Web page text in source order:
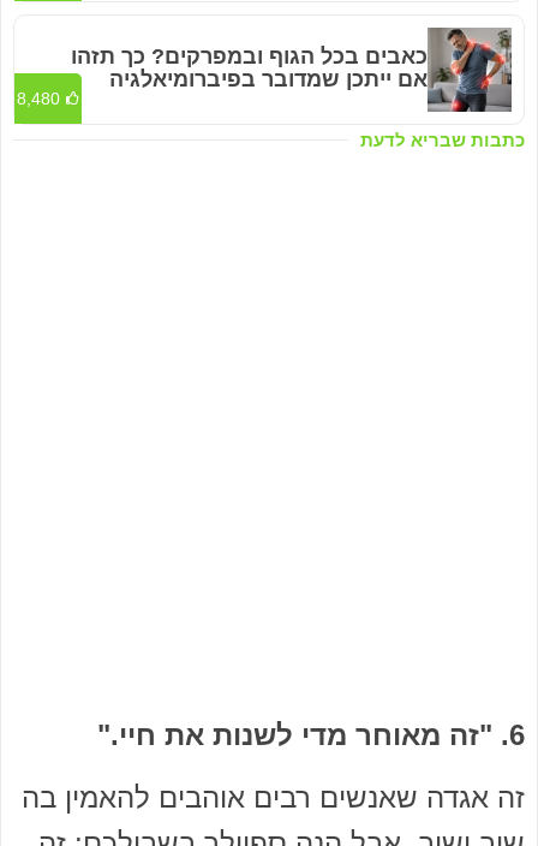
כתבות שבריא לדעת
כאבים בכל הגוף ובמפרקים? כך תזהו
אם ייתכן שמדובר בפיברומיאלגיה
8,480
6. "זה מאוחר מדי לשנות את חיי."
זה אגדה שאנשים רבים אוהבים להאמין בה